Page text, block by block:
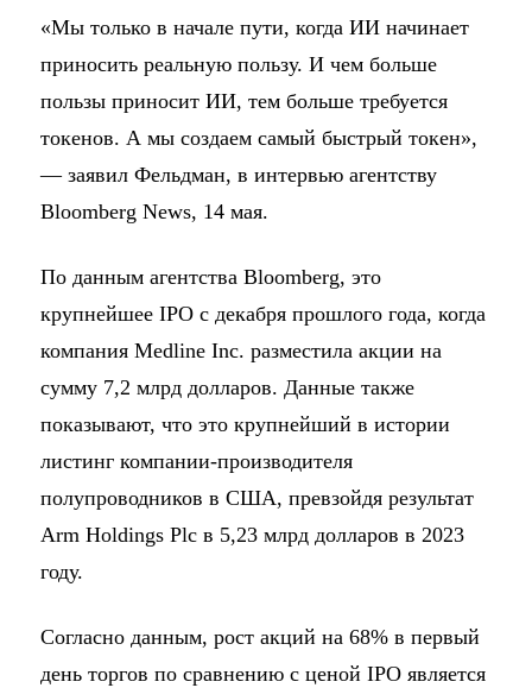
«Мы только в начале пути, когда ИИ начинает
приносить реальную пользу. И чем больше
пользы приносит ИИ, тем больше требуется
токенов. А мы создаем самый быстрый токен»,
— заявил Фельдман, в интервью агентству
Bloomberg News, 14 мая.
По данным агентства Bloomberg, это
крупнейшее IPO с декабря прошлого года, когда
компания Medline Inc. разместила акции на
сумму 7,2 млрд долларов. Данные также
показывают, что это крупнейший в истории
листинг компании-производителя
полупроводников в США, превзойдя результат
Arm Holdings Plc в 5,23 млрд долларов в 2023
году.
Согласно данным, рост акций на 68% в первый
день торгов по сравнению с ценой IPO является